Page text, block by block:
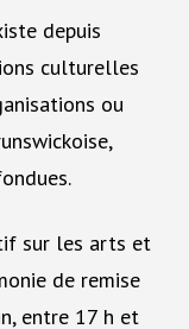
depuis
culturelles
ou
sur les arts et
de remise
entre 17 h et